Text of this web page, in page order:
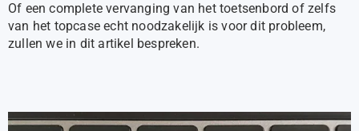
Of een complete vervanging van het toetsenbord of zelfs
van het topcase echt noodzakelijk is voor dit probleem,
zullen we in dit artikel bespreken.